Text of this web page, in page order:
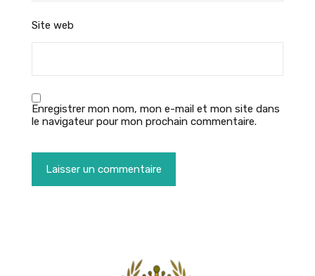
Site web
Enregistrer mon nom, mon e-mail et mon site dans
le navigateur pour mon prochain commentaire.